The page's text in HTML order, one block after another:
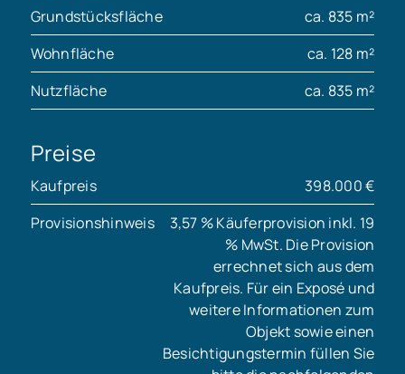
Grundstücksfläche
ca. 835 m²
Wohnfläche
ca. 128 m²
Nutzfläche
ca. 835 m²
Preise
Kaufpreis
398.000 €
Provisionshinweis
3,57 % Käuferprovision inkl. 19
% MwSt. Die Provision
errechnet sich aus dem
Kaufpreis. Für ein Exposé und
weitere Informationen zum
Objekt sowie einen
Besichtigungstermin füllen Sie